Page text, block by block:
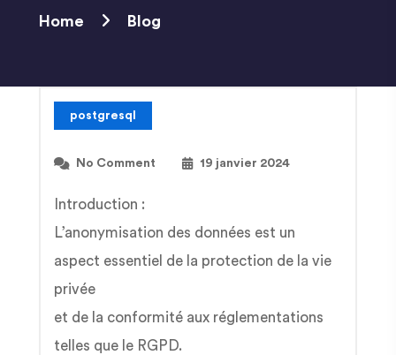
Home Blog
postgresql
No Comment 19 janvier 2024
Introduction :
L’anonymisation des données est un
aspect essentiel de la protection de la vie
privée
et de la conformité aux réglementations
telles que le RGPD.